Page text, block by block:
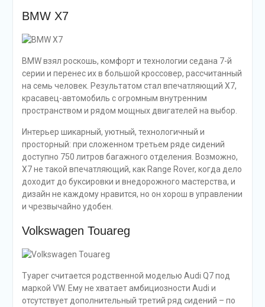
BMW X7
BMW взял роскошь, комфорт и технологии седана 7-й
серии и перенес их в большой кроссовер, рассчитанный
на семь человек. Результатом стал впечатляющий X7,
красавец-автомобиль с огромным внутренним
пространством и рядом мощных двигателей на выбор.
Интерьер шикарный, уютный, технологичный и
просторный: при сложенном третьем ряде сидений
доступно 750 литров багажного отделения. Возможно,
X7 не такой впечатляющий, как Range Rover, когда дело
доходит до буксировки и внедорожного мастерства, и
дизайн не каждому нравится, но он хорош в управлении
и чрезвычайно удобен.
Volkswagen Touareg
Туарег считается родственной моделью Audi Q7 под
маркой VW. Ему не хватает амбициозности Audi и
отсутствует дополнительный третий ряд сидений – по